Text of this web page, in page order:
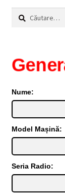
Caută
după:
Nume:
Model Mașină:
Seria Radio: